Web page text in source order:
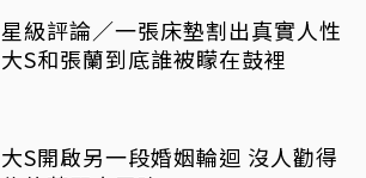
星級評論／一張床墊割出真實人性
大S和張蘭到底誰被矇在鼓裡
大S開啟另一段婚姻輪迴 沒人勸得